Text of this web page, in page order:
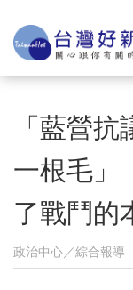
「藍營
一根毛
了戰鬥的
政治中心／綜合報導